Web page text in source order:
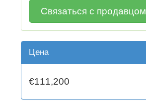
Связаться с продавцом
Цена
€111,200